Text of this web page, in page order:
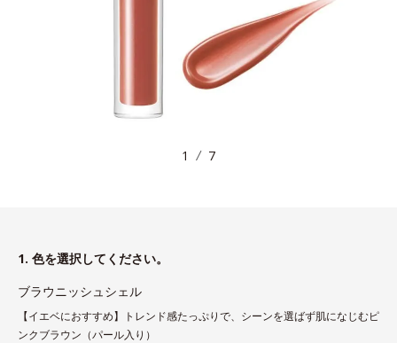
1 7
1. 色を選択してください。
ブラウニッシュシェル
【イエベにおすすめ】トレンド感たっぷりで、シーンを選ばず肌になじむピ
ンクブラウン（パール入り）